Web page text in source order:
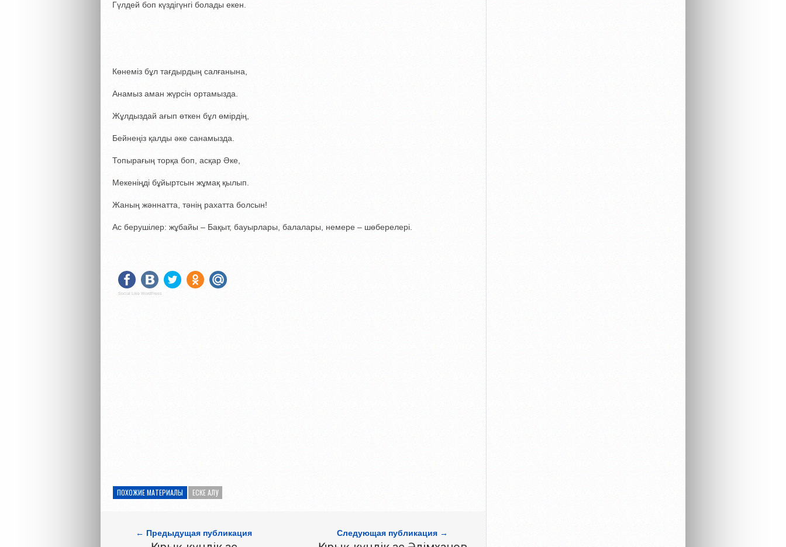
Гүлдей боп күздігүнгі болады екен.
Көнеміз бұл тағдырдың салғанына,
Анамыз аман жүрсін ортамызда.
Жұлдыздай ағып өткен бұл өмірдің,
Бейнеңіз қалды әке санамызда.
Топырағың торқа боп, асқар Әке,
Мекеніңді бұйыртсын жұмақ қылып.
Жаның жәннатта, тәнің рахатта болсын!
Ас берушілер: жұбайы – Бақыт, бауырлары, балалары, немере – шөберелері.
Social Like WordPress
ПОХОЖИЕ МАТЕРИАЛЫ ЕСКЕ АЛУ
← Предыдущая публикация Следующая публикация →